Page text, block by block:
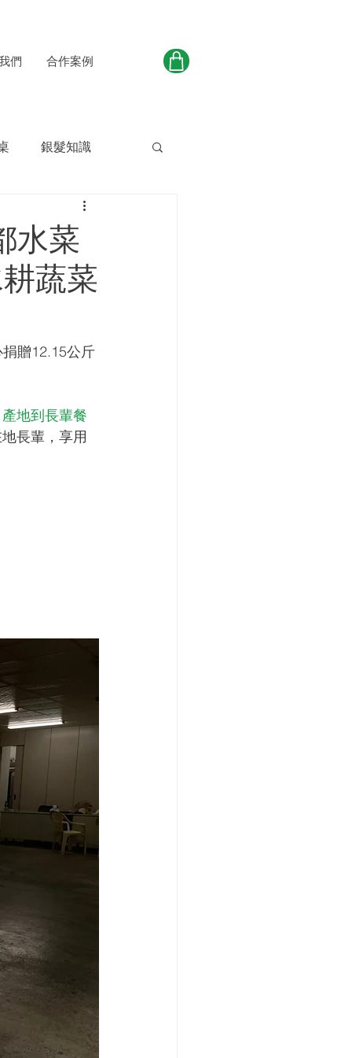
們 合作案例
銀髮知識
水菜
蔬菜
贈12.15公斤
產地到長輩餐
長輩，享用